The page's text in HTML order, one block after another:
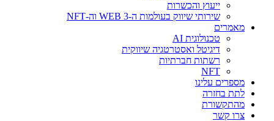
ייעוץ והכשרות
שירותי שיווק בעולמות ה-WEB 3 וה-NFT
מאמרים
טכנולוגית AI
דיגיטל ואסטרטגיה שיווקית
רשתות חברתיות
NFT
מספרים עלינו
לתת בחזרה
מהתקשורת
צרו קשר